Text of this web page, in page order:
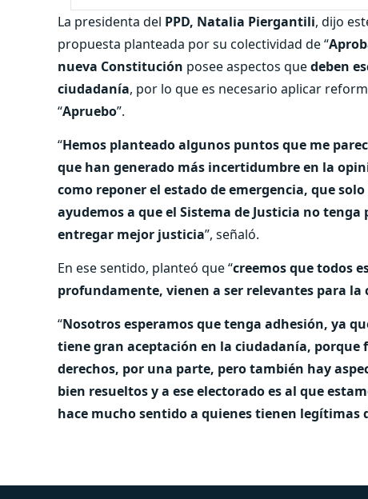
La presidenta del PPD, Natalia Piergantili, dijo
propuesta planteada por su colectividad de “
nueva Constitución posee aspectos quedeben
ciudadanía, por lo que es necesario aplicar
“Apruebo”.
“Hemos planteado algunos puntos que me
que han generado más incertidumbre en la
como reponer el estado de emergencia, que
ayudemos a que el Sistema de Justicia no
entregar mejor justicia”, señaló.
En ese sentido, planteó que “creemos que todos
profundamente, vienen a ser relevantes para la
“Nosotros esperamos que tenga adhesión, ya
tiene gran aceptación en la ciudadanía,
derechos, por una parte, pero también hay
bien resueltos y a ese electorado es al que
hace mucho sentido a quienes tienen legítimas